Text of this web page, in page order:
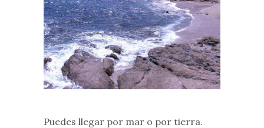
Puedes llegar por mar o por tierra.